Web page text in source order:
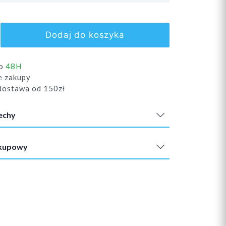
Dodaj do koszyka
48H
zakupy
od 150zł